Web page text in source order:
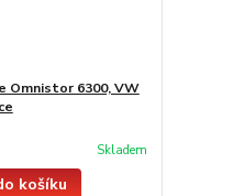
Omnistor 6300, VW
Skladem
košíku